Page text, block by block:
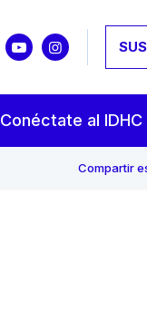
Conéctate al IDHC
Compartir